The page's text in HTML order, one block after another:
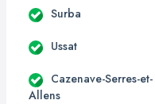
Surba
Ussat
Cazenave-Serres-et-
Allens